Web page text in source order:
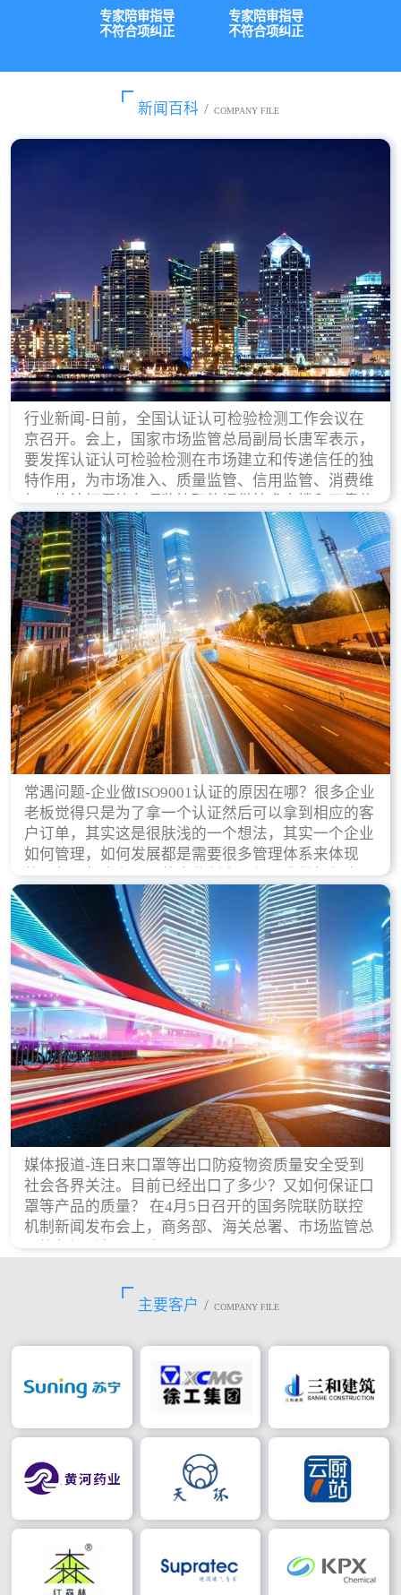
专家陪审指导
不符合项纠正
专家陪审指导
不符合项纠正
新闻百科 / COMPANY FILE
行业新闻-日前，全国认证认可检验检测工作会议在
京召开。会上，国家市场监管总局副局长唐军表示，
要发挥认证认可检验检测在市场建立和传递信任的独
特作用，为市场准入、质量监管、信用监管、消费维
权、执法打假等各项监管职能提供技术支撑和可靠依
据。
常遇问题-企业做ISO9001认证的原因在哪？很多企业
老板觉得只是为了拿一个认证然后可以拿到相应的客
户订单，其实这是很肤浅的一个想法，其实一个企业
如何管理，如何发展都是需要很多管理体系来体现
的，每天都会有不同的企业创立，但是我们如何去证
实一个企业的合法，有质量保证了？这就是ISO9001
认证体现价值的时候，那么键锋小编就来细说下企业
做ISO9001认证的根本原因。
媒体报道-连日来口罩等出口防疫物资质量安全受到
社会各界关注。目前已经出口了多少？又如何保证口
罩等产品的质量？ 在4月5日召开的国务院联防联控
机制新闻发布会上，商务部、海关总署、市场监管总
局等部门进行了回应。
主要客户 / COMPANY FILE